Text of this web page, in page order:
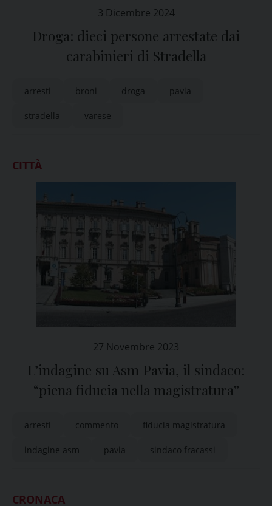
3 Dicembre 2024
Droga: dieci persone arrestate dai
carabinieri di Stradella
arresti broni droga pavia
stradella varese
CITTÀ
27 Novembre 2023
L’indagine su Asm Pavia, il sindaco:
“piena fiducia nella magistratura”
arresti commento fiducia magistratura
indagine asm pavia sindaco fracassi
CRONACA